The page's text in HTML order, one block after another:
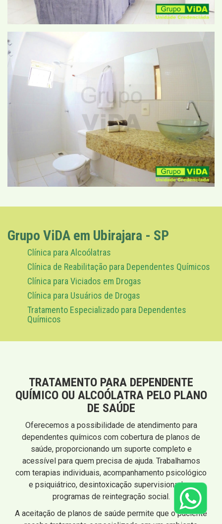
Grupo ViDA em Ubirajara - SP
Clínica para Alcoólatras
Clínica de Reabilitação para Dependentes Químicos
Clínica para Viciados em Drogas
Clínica para Usuários de Drogas
Tratamento Especializado para Dependentes
Químicos
TRATAMENTO PARA DEPENDENTE
QUÍMICO OU ALCOÓLATRA PELO PLANO
DE SAÚDE
Oferecemos a possibilidade de atendimento para
dependentes químicos com cobertura de planos de
saúde, proporcionando um suporte completo e
acessível para quem precisa de ajuda. Trabalhamos
com terapias individuais, acompanhamento psicológico
e psiquiátrico, desintoxicação supervisionada e
programas de reintegração social.
A aceitação de planos de saúde permite que o paciente